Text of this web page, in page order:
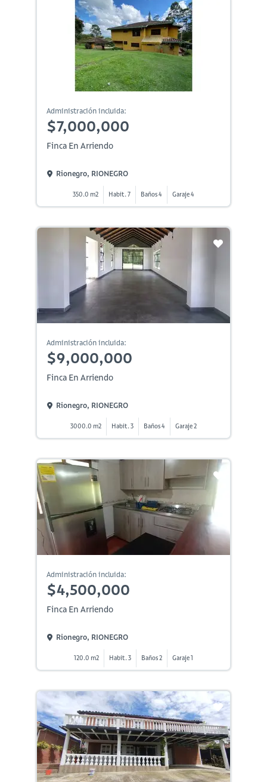
Administración incluida:
$7,000,000
Finca En Arriendo
Rionegro, RIONEGRO
350.0 m2 Habit. 7 Baños 4 Garaje 4
Administración incluida:
$9,000,000
Finca En Arriendo
Rionegro, RIONEGRO
3000.0 m2 Habit. 3 Baños 4 Garaje 2
Administración incluida:
$4,500,000
Finca En Arriendo
Rionegro, RIONEGRO
120.0 m2 Habit. 3 Baños 2 Garaje 1